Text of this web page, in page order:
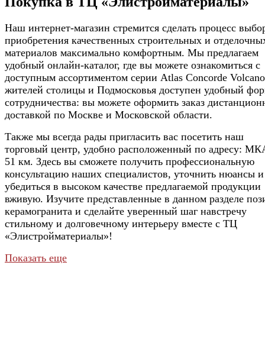
Наш интернет-магазин стремится сделать процесс
приобретения качественных строительных и
материалов максимально комфортным. Мы предлагаем
удобный онлайн-каталог, где вы можете ознакомиться с
доступным ассортиментом серии Atlas Concorde
жителей столицы и Подмосковья доступен удобный
сотрудничества: вы можете оформить заказ
доставкой по Москве и Московской области.
Также мы всегда рады пригласить вас посетить наш
торговый центр, удобно расположенный по адресу:
51 км. Здесь вы сможете получить профессиональную
консультацию наших специалистов, уточнить нюансы и
убедиться в высоком качестве предлагаемой продукции
вживую. Изучите представленные в данном разделе
керамогранита и сделайте уверенный шаг навстречу
стильному и долговечному интерьеру вместе с ТЦ
«Элистройматериалы»!
Показать еще